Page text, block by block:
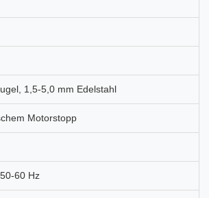
1,5-5,0 mm Edelstahl
Motorstopp
60 Hz